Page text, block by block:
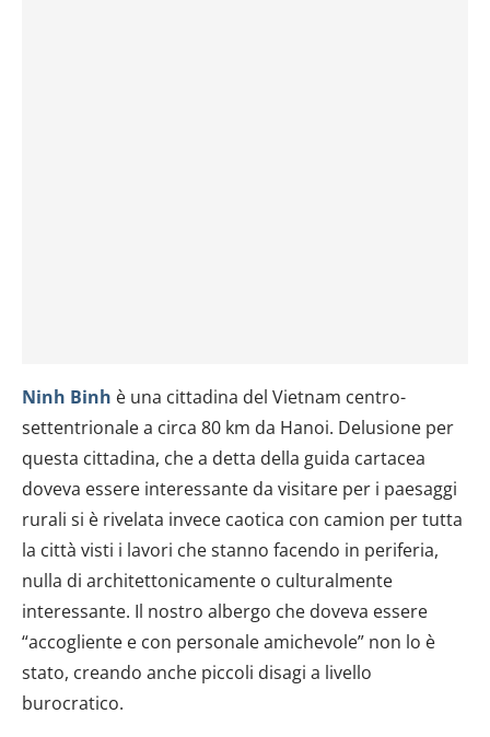
Ninh Binh è una cittadina del Vietnam centro-
settentrionale a circa 80 km da Hanoi. Delusione per
questa cittadina, che a detta della guida cartacea
doveva essere interessante da visitare per i paesaggi
rurali si è rivelata invece caotica con camion per tutta
la città visti i lavori che stanno facendo in periferia,
nulla di architettonicamente o culturalmente
interessante. Il nostro albergo che doveva essere
“accogliente e con personale amichevole” non lo è
stato, creando anche piccoli disagi a livello
burocratico.